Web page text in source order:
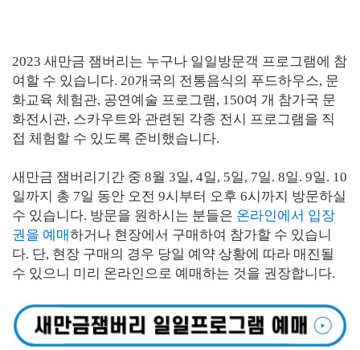
2023 새만금 잼버리는 누구나 일일방문객 프로그램에 참
여할 수 있습니다. 20개국의 전통음식의 푸드하우스, 문
화교육 체험관, 공연예술 프로그램, 150여 개 참가국 문
화전시관, 스카우트와 관련된 각종 전시 프로그램을 직
접 체험할 수 있도록 준비했습니다.
새만금 잼버리기간 중 8월 3일, 4일, 5일, 7일. 8일. 9일. 10
일까지 총 7일 동안 오전 9시부터 오후 6시까지 방문하실
수 있습니다. 방문을 원하시는 분들은 온라인에서 입장
권을 예매하거나 현장에서 구매하여 참가할 수 있습니
다. 단, 현장 구매의 경우 당일 예약 상황에 따라 매진될
수 있으니 미리 온라인으로 예매하는 것을 권장합니다.